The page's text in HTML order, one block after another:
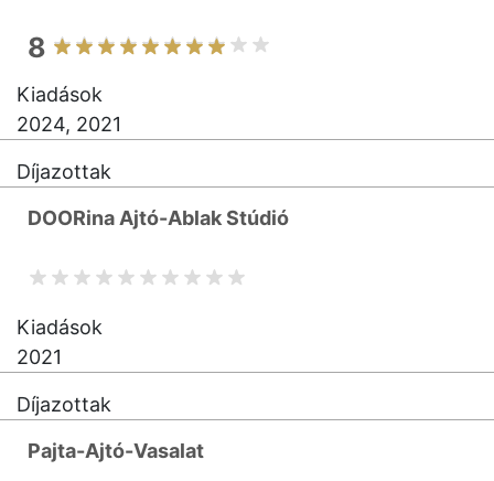
8
Kiadások
2024, 2021
Díjazottak
DOORina Ajtó-Ablak Stúdió
Kiadások
2021
Díjazottak
Pajta-Ajtó-Vasalat